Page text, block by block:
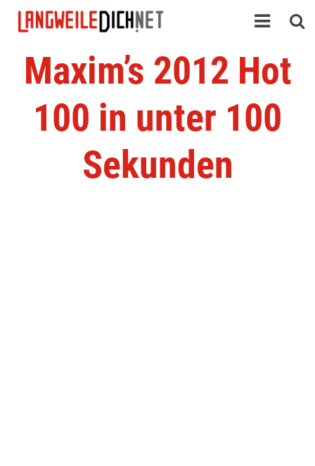
Maxim’s 2012 Hot
100 in unter 100
Sekunden